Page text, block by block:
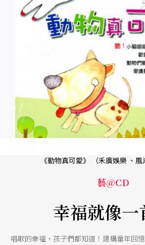
《動物真可愛》 （禾廣娛樂 、風
藝@CD
幸福就像一
唱歌的幸福，孩子們都知道！建構童年回